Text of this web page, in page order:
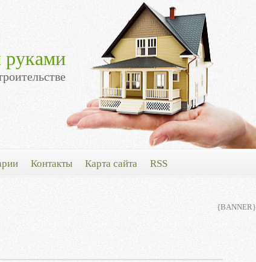
руками
Контакты Карта сайта RSS
{BANNER}